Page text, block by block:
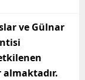
ve Gülnar